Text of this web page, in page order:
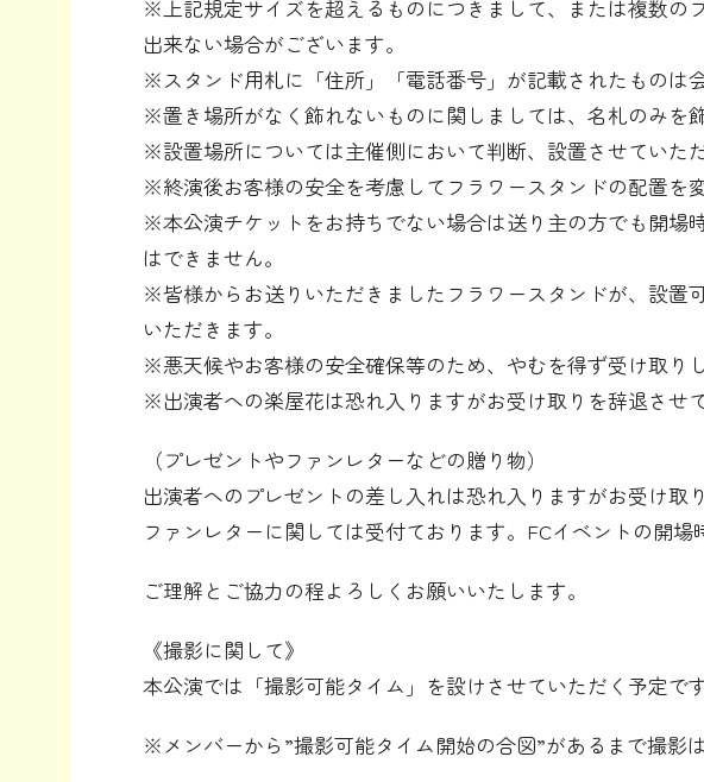
※上記規定サイズを超えるものにつきまして、または複数の
出来ない場合がございます。
※スタンド用札に「住所」「電話番号」が記載されたものは
※置き場所がなく飾れないものに関しましては、名札のみを
※設置場所については主催側において判断、設置させていた
※終演後お客様の安全を考慮してフラワースタンドの配置を
※本公演チケットをお持ちでない場合は送り主の方でも開場
はできません。
※皆様からお送りいただきましたフラワースタンドが、設置
いただきます。
※悪天候やお客様の安全確保等のため、やむを得ず受け取り
※出演者への楽屋花は恐れ入りますがお受け取りを辞退させ
（プレゼントやファンレターなどの贈り物）
出演者へのプレゼントの差し入れは恐れ入りますがお受け取
ファンレターに関しては受付ております。FCイベントの開
ご理解とご協力の程よろしくお願いいたします。
《撮影に関して》
本公演では「撮影可能タイム」を設けさせていただく予定です
※メンバーから”撮影可能タイム開始の合図”があるまで撮影